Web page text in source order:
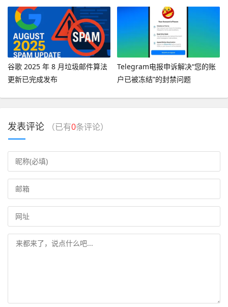
消息”
谷歌 2025 年 8 月垃圾邮件算法
更新已完成发布
Telegram电报申诉解决“您的账
户已被冻结”的封禁问题
发表评论 （已有0条评论）